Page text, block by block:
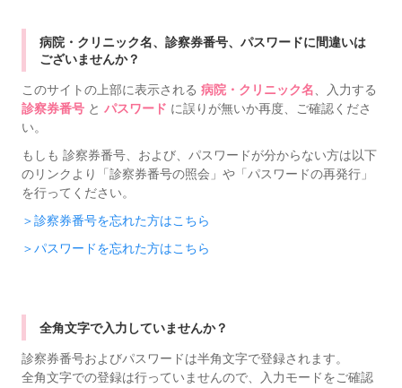
病院・クリニック名、診察券番号、パスワードに間違いは
ございませんか？
このサイトの上部に表示される 病院・クリニック名 、入力する
診察券番号 と パスワード に誤りが無いか再度、ご確認くださ
い。
もしも 診察券番号、および、パスワードが分からない方は以下
のリンクより「診察券番号の照会」や「パスワードの再発行」
を行ってください。
＞診察券番号を忘れた方はこちら
＞パスワードを忘れた方はこちら
全角文字で入力していませんか？
診察券番号およびパスワードは半角文字で登録されます。
全角文字での登録は行っていませんので、入力モードをご確認